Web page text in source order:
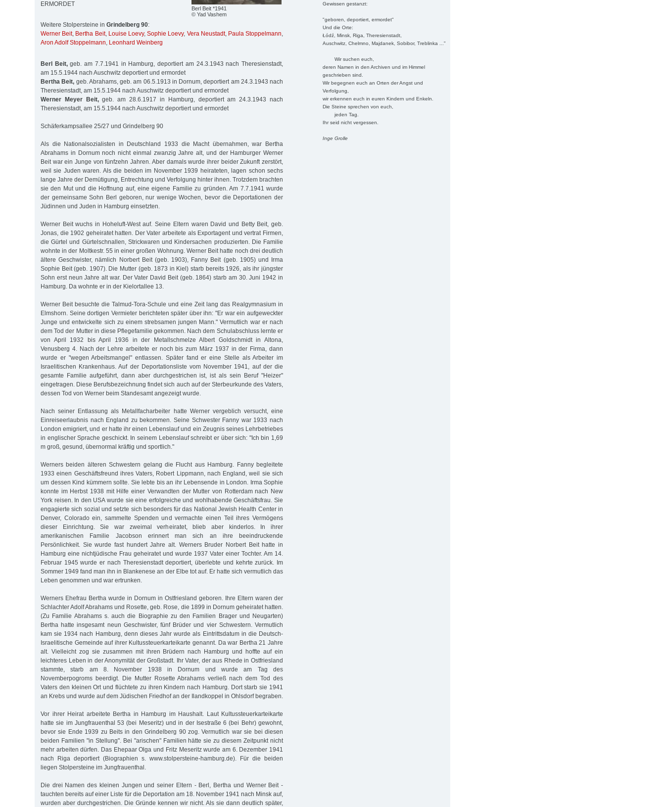
Gewissen gestanzt:
"geboren, deportiert, ermordet"
Und die Orte:
Łódź, Minsk, Riga, Theresienstadt,
Auschwitz, Chelmno, Majdanek, Sobibor, Treblinka ..."
Wir suchen euch,
deren Namen in den Archiven und im Himmel
geschrieben sind.
Wir begegnen euch an Orten der Angst und
Verfolgung,
wir erkennen euch in euren Kindern und Enkeln.
Die Steine sprechen von euch,
jeden Tag.
Ihr seid nicht vergessen.
Inge Grolle
Berl Beit *1941
© Yad Vashem
ERMORDET
Weitere Stolpersteine in Grindelberg 90:
Werner Beit, Bertha Beit, Louise Loevy,Sophie Loevy, Vera Neustadt, Paula Stoppelmann,
Aron Adolf Stoppelmann, Leonhard Weinberg
Berl Beit,geb. am 7.7.1941 in Hamburg, deportiert am 24.3.1943 nach Theresienstadt,
am 15.5.1944 nach Auschwitz deportiert und ermordet
Bertha Beit, geb. Abrahams, geb. am 06.5.1913 in Dornum, deportiert am 24.3.1943 nach
Theresienstadt, am 15.5.1944 nach Auschwitz deportiert und ermordet
Werner Meyer Beit,geb. am 28.6.1917 in Hamburg, deportiert am 24.3.1943 nach
Theresienstadt, am 15.5.1944 nach Auschwitz deportiert und ermordet
Schäferkampsallee 25/27 und Grindelberg 90
Als die Nationalsozialisten in Deutschland 1933 die Macht übernahmen, war Bertha
Abrahams in Dornum noch nicht einmal zwanzig Jahre alt, und der Hamburger Werner
Beit war ein Junge von fünfzehn Jahren. Aber damals wurde ihrer beider Zukunft zerstört,
weil sie Juden waren. Als die beiden im November 1939 heirateten, lagen schon sechs
lange Jahre der Demütigung, Entrechtung und Verfolgung hinter ihnen. Trotzdem brachten
sie den Mut und die Hoffnung auf, eine eigene Familie zu gründen. Am 7.7.1941 wurde
der gemeinsame Sohn Berl geboren, nur wenige Wochen, bevor die Deportationen der
Jüdinnen und Juden in Hamburg einsetzten.
Werner Beit wuchs in Hoheluft-West auf. Seine Eltern waren David und Betty Beit, geb.
Jonas, die 1902 geheiratet hatten. Der Vater arbeitete als Exportagent und vertrat Firmen,
die Gürtel und Gürtelschnallen, Strickwaren und Kindersachen produzierten. Die Familie
wohnte in der Moltkestr. 55 in einer großen Wohnung. Werner Beit hatte noch drei deutlich
ältere Geschwister, nämlich Norbert Beit (geb. 1903), Fanny Beit (geb. 1905) und Irma
Sophie Beit (geb. 1907). Die Mutter (geb. 1873 in Kiel) starb bereits 1926, als ihr jüngster
Sohn erst neun Jahre alt war. Der Vater David Beit (geb. 1864) starb am 30. Juni 1942 in
Hamburg. Da wohnte er in der Kielortallee 13.
Werner Beit besuchte die Talmud-Tora-Schule und eine Zeit lang das Realgymnasium in
Elmshorn. Seine dortigen Vermieter berichteten später über ihn: "Er war ein aufgeweckter
Junge und entwickelte sich zu einem strebsamen jungen Mann." Vermutlich war er nach
dem Tod der Mutter in diese Pflegefamilie gekommen. Nach dem Schulabschluss lernte er
von April 1932 bis April 1936 in der Metallschmelze Albert Goldschmidt in Altona,
Venusberg 4. Nach der Lehre arbeitete er noch bis zum März 1937 in der Firma, dann
wurde er "wegen Arbeitsmangel" entlassen. Später fand er eine Stelle als Arbeiter im
Israelitischen Krankenhaus. Auf der Deportationsliste vom November 1941, auf der die
gesamte Familie aufgeführt, dann aber durchgestrichen ist, ist als sein Beruf "Heizer"
eingetragen. Diese Berufsbezeichnung findet sich auch auf der Sterbeurkunde des Vaters,
dessen Tod von Werner beim Standesamt angezeigt wurde.
Nach seiner Entlassung als Metallfacharbeiter hatte Werner vergeblich versucht, eine
Einreiseerlaubnis nach England zu bekommen. Seine Schwester Fanny war 1933 nach
London emigriert, und er hatte ihr einen Lebenslauf und ein Zeugnis seines Lehrbetriebes
in englischer Sprache geschickt. In seinem Lebenslauf schreibt er über sich: "Ich bin 1,69
m groß, gesund, übernormal kräftig und sportlich."
Werners beiden älteren Schwestern gelang die Flucht aus Hamburg. Fanny begleitete
1933 einen Geschäftsfreund ihres Vaters, Robert Lippmann, nach England, weil sie sich
um dessen Kind kümmern sollte. Sie lebte bis an ihr Lebensende in London. Irma Sophie
konnte im Herbst 1938 mit Hilfe einer Verwandten der Mutter von Rotterdam nach New
York reisen. In den USA wurde sie eine erfolgreiche und wohlhabende Geschäftsfrau. Sie
engagierte sich sozial und setzte sich besonders für das National Jewish Health Center in
Denver, Colorado ein, sammelte Spenden und vermachte einen Teil ihres Vermögens
dieser Einrichtung. Sie war zweimal verheiratet, blieb aber kinderlos. In ihrer
amerikanischen Familie Jacobson erinnert man sich an ihre beeindruckende
Persönlichkeit. Sie wurde fast hundert Jahre alt. Werners Bruder Norbert Beit hatte in
Hamburg eine nichtjüdische Frau geheiratet und wurde 1937 Vater einer Tochter. Am 14.
Februar 1945 wurde er nach Theresienstadt deportiert, überlebte und kehrte zurück. Im
Sommer 1949 fand man ihn in Blankenese an der Elbe tot auf. Er hatte sich vermutlich das
Leben genommen und war ertrunken.
Werners Ehefrau Bertha wurde in Dornum in Ostfriesland geboren. Ihre Eltern waren der
Schlachter Adolf Abrahams und Rosette, geb. Rose, die 1899 in Dornum geheiratet hatten.
(Zu Familie Abrahams s. auch die Biographie zu den Familien Brager und Neugarten)
Bertha hatte insgesamt neun Geschwister, fünf Brüder und vier Schwestern. Vermutlich
kam sie 1934 nach Hamburg, denn dieses Jahr wurde als Eintrittsdatum in die Deutsch-
Israelitische Gemeinde auf ihrer Kultussteuerkarteikarte genannt. Da war Bertha 21 Jahre
alt. Vielleicht zog sie zusammen mit ihren Brüdern nach Hamburg und hoffte auf ein
leichteres Leben in der Anonymität der Großstadt. Ihr Vater, der aus Rhede in Ostfriesland
stammte, starb am 8. November 1938 in Dornum und wurde am Tag des
Novemberpogroms beerdigt. Die Mutter Rosette Abrahams verließ nach dem Tod des
Vaters den kleinen Ort und flüchtete zu ihren Kindern nach Hamburg. Dort starb sie 1941
an Krebs und wurde auf dem Jüdischen Friedhof an der Ilandkoppel in Ohlsdorf begraben.
Vor ihrer Heirat arbeitete Bertha in Hamburg im Haushalt. Laut Kultussteuerkarteikarte
hatte sie im Jungfrauenthal 53 (bei Meseritz) und in der Isestraße 6 (bei Behr) gewohnt,
bevor sie Ende 1939 zu Beits in den Grindelberg 90 zog. Vermutlich war sie bei diesen
beiden Familien "in Stellung". Bei "arischen" Familien hätte sie zu diesem Zeitpunkt nicht
mehr arbeiten dürfen. Das Ehepaar Olga und Fritz Meseritz wurde am 6. Dezember 1941
nach Riga deportiert (Biographien s. www.stolpersteine-hamburg.de). Für die beiden
liegen Stolpersteine im Jungfrauenthal.
Die drei Namen des kleinen Jungen und seiner Eltern - Berl, Bertha und Werner Beit -
tauchten bereits auf einer Liste für die Deportation am 18. November 1941 nach Minsk auf,
wurden aber durchgestrichen. Die Gründe kennen wir nicht. Als sie dann deutlich später,